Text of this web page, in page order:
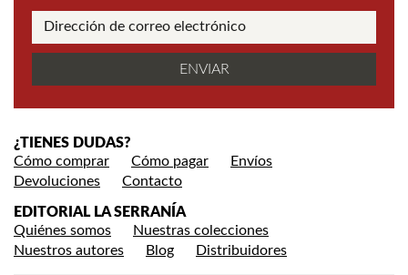
¿TIENES DUDAS?
Cómo comprar
Cómo pagar
Envíos
Devoluciones
Contacto
EDITORIAL LA SERRANÍA
Quiénes somos
Nuestras colecciones
Nuestros autores
Blog Distribuidores